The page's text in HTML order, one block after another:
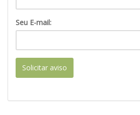
Seu E-mail:
Solicitar aviso